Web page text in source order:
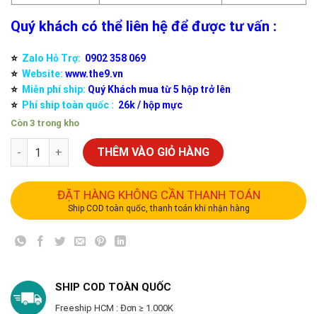
Quý khách có thể liên hệ để được tư vấn :
⭐️ Zalo Hỗ Trợ: 0902 358 069
⭐️ Website: www.the9.vn
⭐️ Miễn phí ship: Quý Khách mua từ 5 hộp trở lên
⭐️ Phí ship toàn quốc : 26k / hộp mực
Còn 3 trong kho
THÊM VÀO GIỎ HÀNG
ĐẶT HÀNG KHÔNG CẦN THANH TOÁN
Ship COD toàn quốc, thanh toán khi nhận hàng
SHIP COD TOÀN QUỐC
Freeship HCM : Đơn ≥ 1.000K